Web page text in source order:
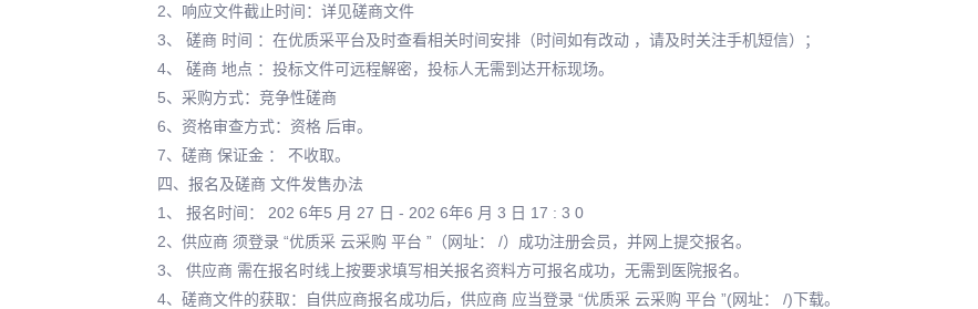
2、响应文件截止时间：详见磋商文件
3、 磋商 时间 ：在优质采平台及时查看相关时间安排（时间如有改动 ，请及时关注手机短信）；
4、 磋商 地点 ：投标文件可远程解密，投标人无需到达开标现场。
5、采购方式：竞争性磋商
6、资格审查方式：资格 后审。
7、磋商 保证金 ： 不收取。
四、报名及磋商 文件发售办法
1、 报名时间： 202 6年5 月 27 日 - 202 6年6 月 3 日 17 : 3 0
2、供应商 须登录 “优质采 云采购 平台 ”（网址： /）成功注册会员，并网上提交报名。
3、 供应商 需在报名时线上按要求填写相关报名资料方可报名成功，无需到医院报名。
4、磋商文件的获取：自供应商报名成功后，供应商 应当登录 “优质采 云采购 平台 ”(网址： /)下载。